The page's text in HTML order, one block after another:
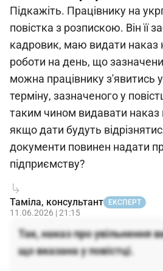
Підкажіть. Працівнику на
повістка з розпискою. Він її
кадровик, маю видати наказ
роботи на день, що
можна працівнику з'явитись
терміну, зазначеного у
таким чином видавати наказ
якщо дати будуть
документи повинен надати
підприємству?
Таміла, консультант ЕКСПЕРТ
11.06.2026 | 21:15
Так, наказ про увільнення
що вказана у повістці.